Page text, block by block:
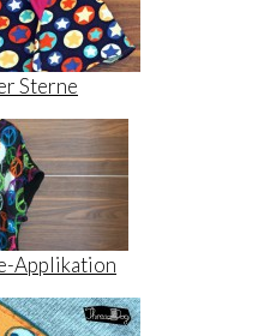
Sterne
Applikation